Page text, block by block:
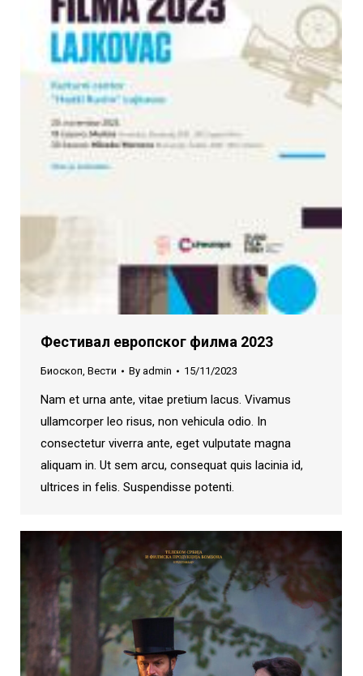
Фестивал европског филма 2023
Биоскоп Вести By admin 15/11/2023
Nam et urna ante, vitae pretium lacus. Vivamus
ullamcorper leo risus, non vehicula odio. In
consectetur viverra ante, eget vulputate magna
aliquam in. Ut sem arcu, consequat quis lacinia id,
ultrices in felis. Suspendisse potenti.